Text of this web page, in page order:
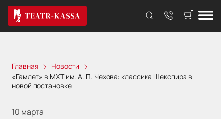
Главная
Новости
«Гамлет» в МХТ им. А. П. Чехова: классика Шекспира в
новой постановке
10 марта